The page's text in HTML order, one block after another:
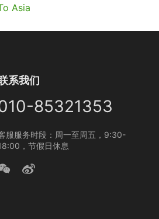
Asia
系我们
85321353
服服务时段：周一至周五，9:30-
，节假日休息